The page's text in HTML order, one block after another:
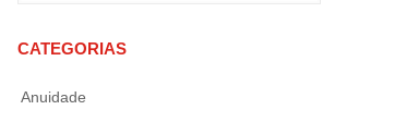
CATEGORIAS
Anuidade